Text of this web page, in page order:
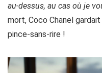
au-dessus, au cas où je
mort, Coco Chanel
pince-sans-rire !